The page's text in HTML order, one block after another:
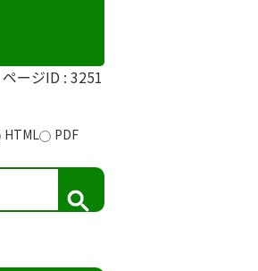
ページID : 3251
HTML PDF
検
索